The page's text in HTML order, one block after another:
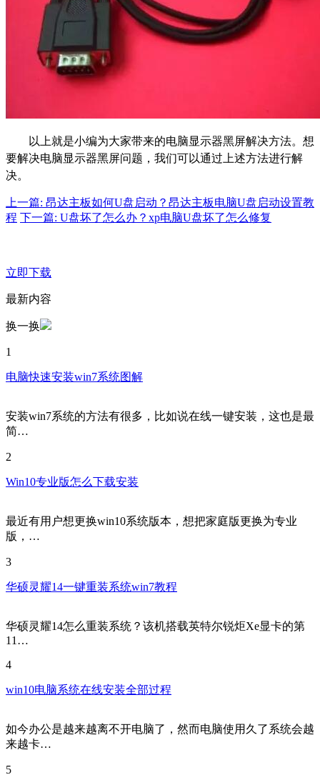
以上就是小编为大家带来的电脑显示器黑屏解决方法。想
要解决电脑显示器黑屏问题，我们可以通过上述方法进行解
决。
上一篇: 昂达主板如何U盘启动？昂达主板电脑U盘启动设置教
程 下一篇: U盘坏了怎么办？xp电脑U盘坏了怎么修复
立即下载
最新内容
换一换
1
电脑快速安装win7系统图解
安装win7系统的方法有很多，比如说在线一键安装，这也是最
简…
2
Win10专业版怎么下载安装
最近有用户想更换win10系统版本，想把家庭版更换为专业
版，…
3
华硕灵耀14一键重装系统win7教程
华硕灵耀14怎么重装系统？该机搭载英特尔锐炬Xe显卡的第
11…
4
win10电脑系统在线安装全部过程
如今办公是越来越离不开电脑了，然而电脑使用久了系统会越
来越卡…
5